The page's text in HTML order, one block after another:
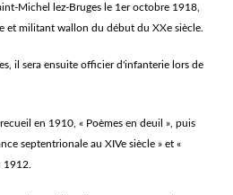
Michel lez-Bruges le 1er octobre 1918,
et militant wallon du début du XXe siècle.
il sera ensuite officier d'infanterie lors de
en 1910, « Poèmes en deuil », puis
septentrionale au XIVe siècle » et «
1912.